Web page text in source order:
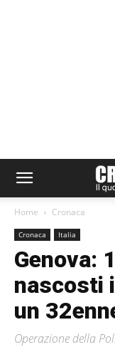
Home Cronaca
Cronaca Italia
Genova:
nascosti
un
Operazione della